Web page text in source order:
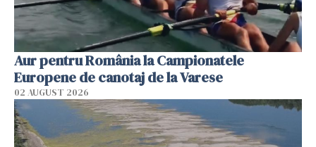
Aur pentru România la Campionatele
Europene de canotaj de la Varese
02 AUGUST 2026